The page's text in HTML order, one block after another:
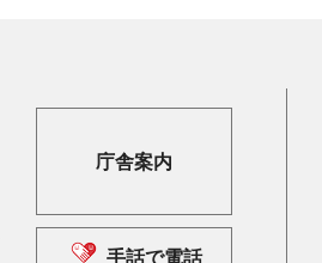
庁舎案内
手話で電話